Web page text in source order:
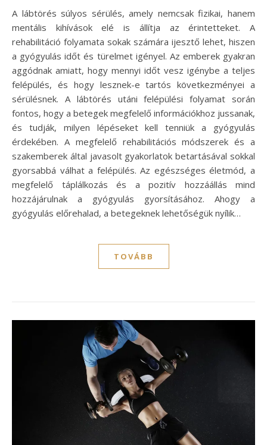
A lábtörés súlyos sérülés, amely nemcsak fizikai, hanem
mentális kihívások elé is állítja az érintetteket. A
rehabilitáció folyamata sokak számára ijesztő lehet, hiszen
a gyógyulás időt és türelmet igényel. Az emberek gyakran
aggódnak amiatt, hogy mennyi időt vesz igénybe a teljes
felépülés, és hogy lesznek-e tartós következményei a
sérülésnek. A lábtörés utáni felépülési folyamat során
fontos, hogy a betegek megfelelő információkhoz jussanak,
és tudják, milyen lépéseket kell tenniük a gyógyulás
érdekében. A megfelelő rehabilitációs módszerek és a
szakemberek által javasolt gyakorlatok betartásával sokkal
gyorsabbá válhat a felépülés. Az egészséges életmód, a
megfelelő táplálkozás és a pozitív hozzáállás mind
hozzájárulnak a gyógyulás gyorsításához. Ahogy a
gyógyulás előrehalad, a betegeknek lehetőségük nyílik…
TOVÁBB